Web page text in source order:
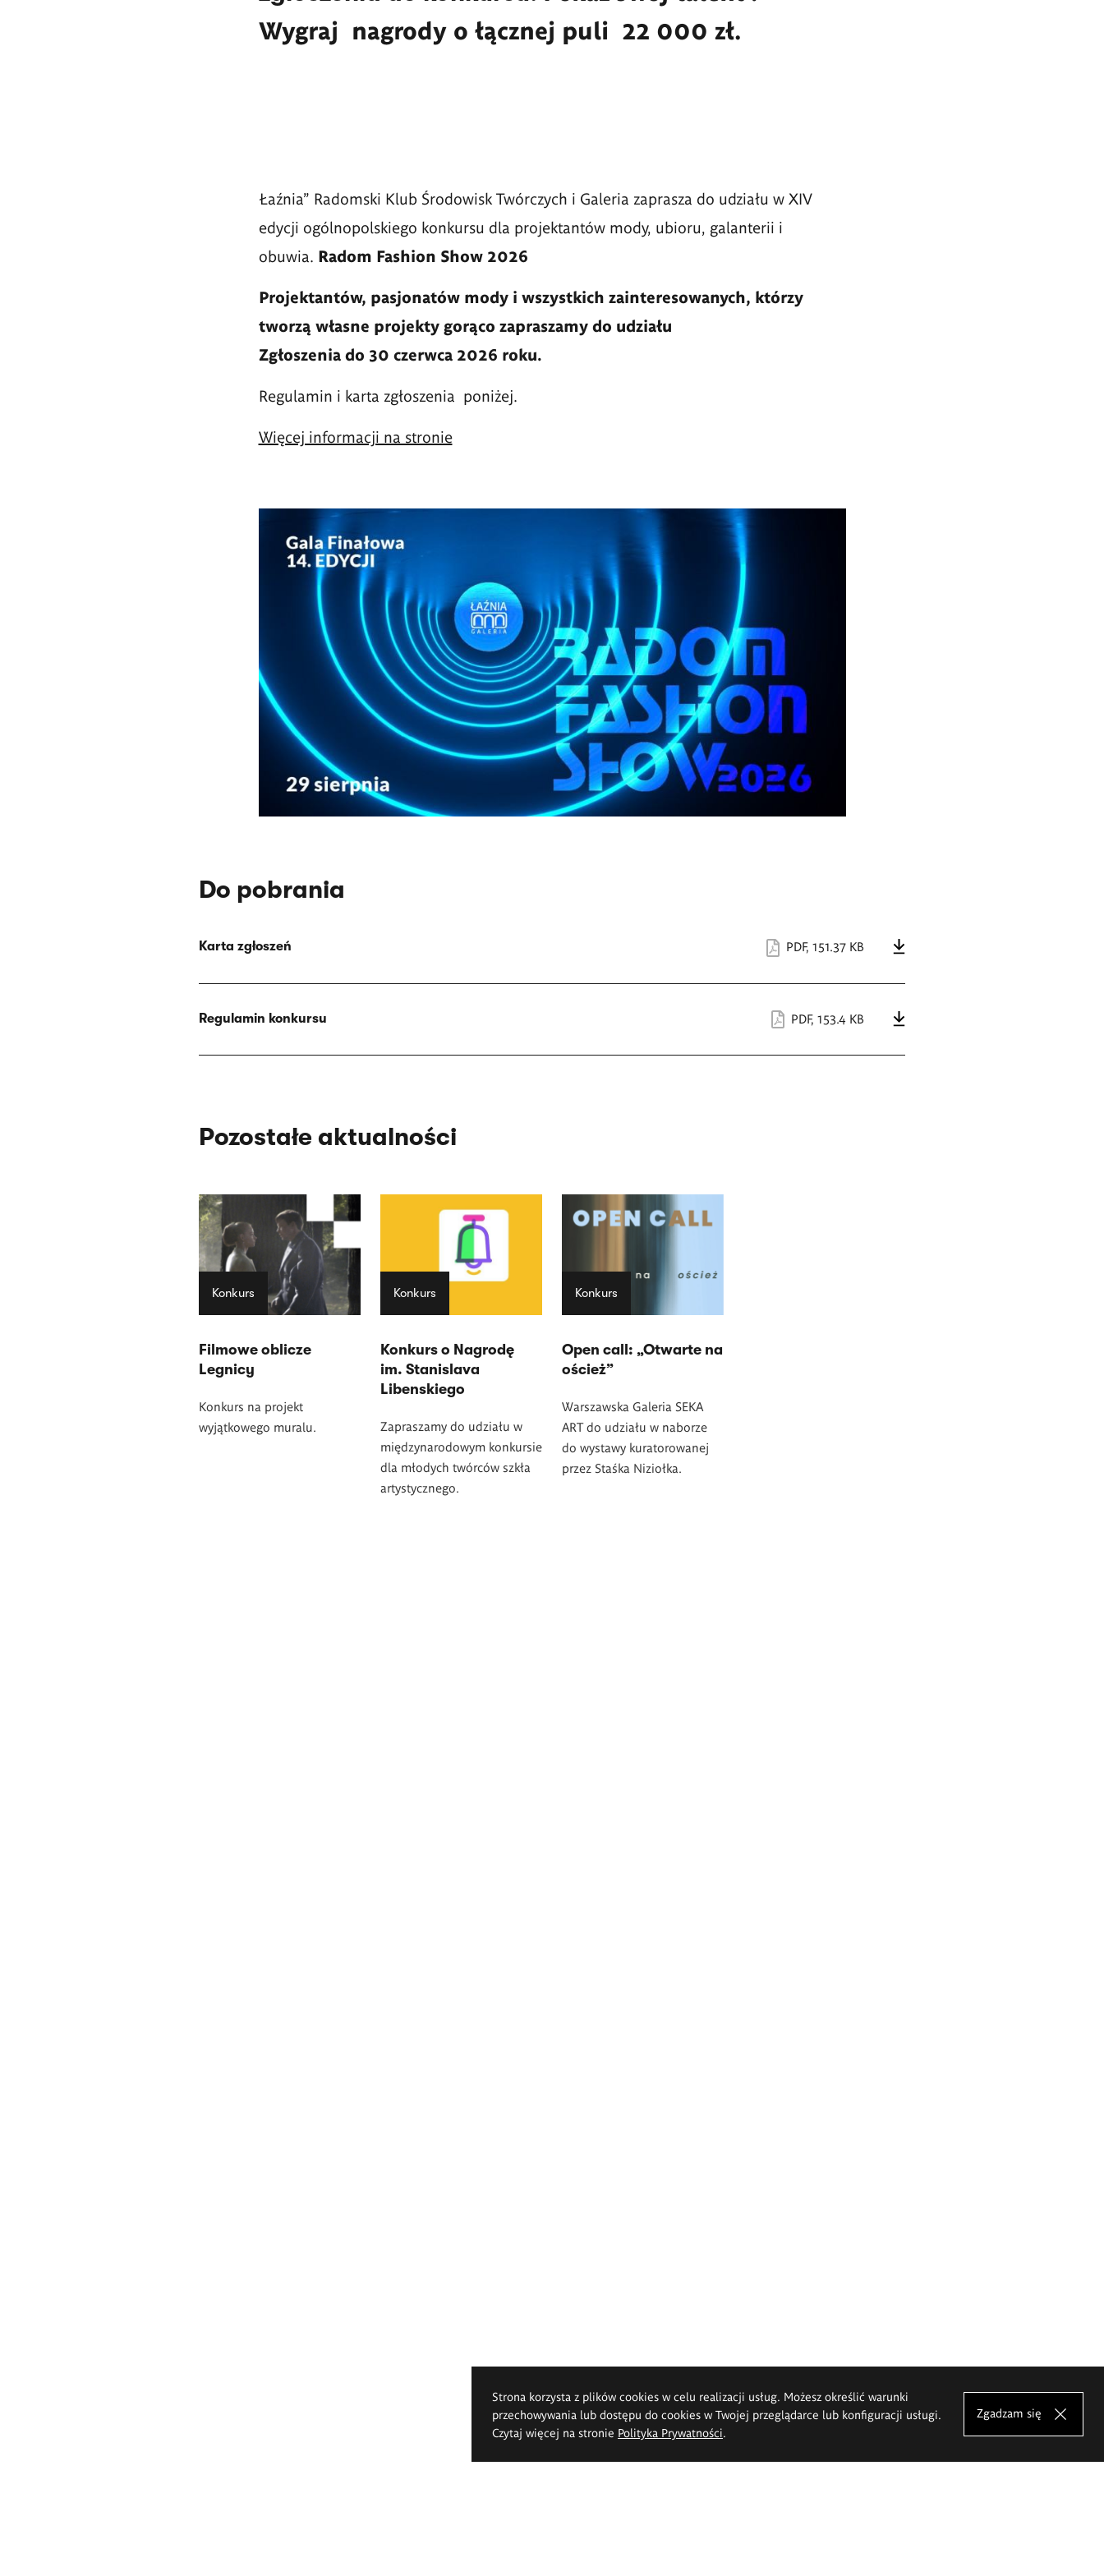
Wygraj nagrody o łącznej puli 22 000 zł.
Łaźnia" Radomski Klub Środowisk Twórczych i Galeria zaprasza do udziału w XIV
edycji ogólnopolskiego konkursu dla projektantów mody, ubioru, galanterii i
obuwia. Radom Fashion Show 2026
Projektantów, pasjonatów mody i wszystkich zainteresowanych, którzy
tworzą własne projekty gorąco zapraszamy do udziału
Zgłoszenia do 30 czerwca 2026 roku.
Regulamin i karta zgłoszenia poniżej.
Więcej informacji na stronie
Do pobrania
Karta zgłoszeń PDF, 151.37 KB
Regulamin konkursu PDF, 153.4 KB
Pozostałe aktualności
Konkurs
Filmowe oblicze
Legnicy
Konkurs na projekt
wyjątkowego muralu.
Konkurs
Konkurs o Nagrodę
im. Stanislava
Libenskiego
Zapraszamy do udziału w
międzynarodowym konkursie
dla młodych twórców szkła
artystycznego.
Konkurs
Open call: „Otwarte na
oścież”
Warszawska Galeria SEKA
ART do udziału w naborze
do wystawy kuratorowanej
przez Staśka Niziołka.
Strona korzysta z plików cookies w celu realizacji usług. Możesz określić warunki
przechowywania lub dostępu do cookies w Twojej przeglądarce lub konfiguracji usługi.
Czytaj więcej na stronie Polityka Prywatności.
Zgadzam się